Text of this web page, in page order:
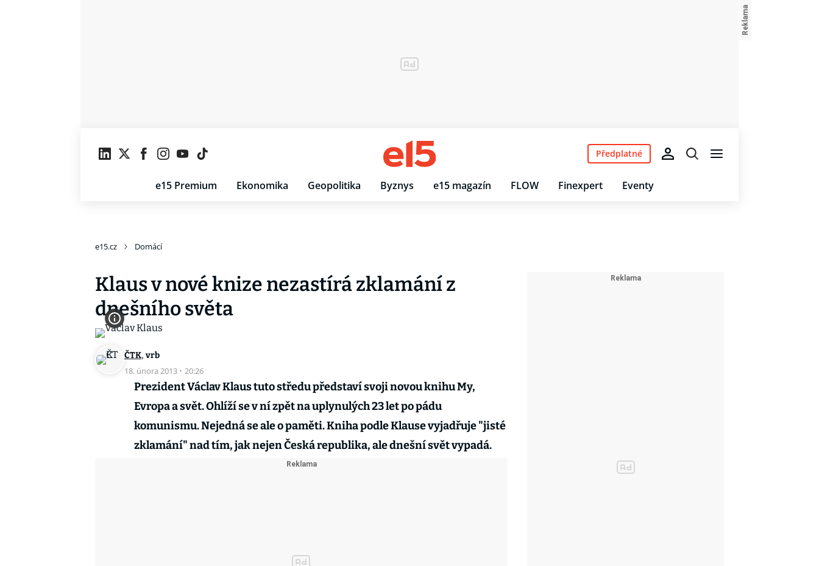
e15 Premium Ekonomika Geopolitika Byznys e15 magazín FLOW Finexpert Eventy
Předplatné
e15.cz Domácí
Klaus v nové knize nezastírá zklamání z
dnešního světa
ČTK, vrb
18. února 2013 · 20:26
Prezident Václav Klaus tuto středu představí svoji novou knihu My,
Evropa a svět. Ohlíží se v ní zpět na uplynulých 23 let po pádu
komunismu. Nejedná se ale o paměti. Kniha podle Klause vyjadřuje "jisté
zklamání" nad tím, jak nejen Česká republika, ale dnešní svět vypadá.